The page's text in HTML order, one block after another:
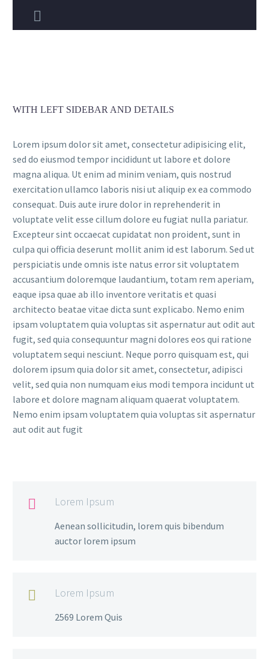


WITH LEFT SIDEBAR AND DETAILS
Lorem ipsum dolor sit amet, consectetur adipisicing elit,
sed do eiusmod tempor incididunt ut labore et dolore
magna aliqua. Ut enim ad minim veniam, quis nostrud
exercitation ullamco laboris nisi ut aliquip ex ea commodo
consequat. Duis aute irure dolor in reprehenderit in
voluptate velit esse cillum dolore eu fugiat nulla pariatur.
Excepteur sint occaecat cupidatat non proident, sunt in
culpa qui officia deserunt mollit anim id est laborum. Sed ut
perspiciatis unde omnis iste natus error sit voluptatem
accusantium doloremque laudantium, totam rem aperiam,
eaque ipsa quae ab illo inventore veritatis et quasi
architecto beatae vitae dicta sunt explicabo. Nemo enim
ipsam voluptatem quia voluptas sit aspernatur aut odit aut
fugit, sed quia consequuntur magni dolores eos qui ratione
voluptatem sequi nesciunt. Neque porro quisquam est, qui
dolorem ipsum quia dolor sit amet, consectetur, adipisci
velit, sed quia non numquam eius modi tempora incidunt ut
labore et dolore magnam aliquam quaerat voluptatem.
Nemo enim ipsam voluptatem quia voluptas sit aspernatur
aut odit aut fugit
 Lorem Ipsum
Aenean sollicitudin, lorem quis bibendum
auctor lorem ipsum
 Lorem Ipsum
2569 Lorem Quis